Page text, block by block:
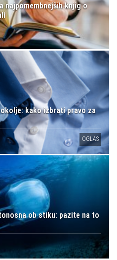
najpomembnejših knjig o
kako izbrati pravo za
OGLAS
ob stiku: pazite na to